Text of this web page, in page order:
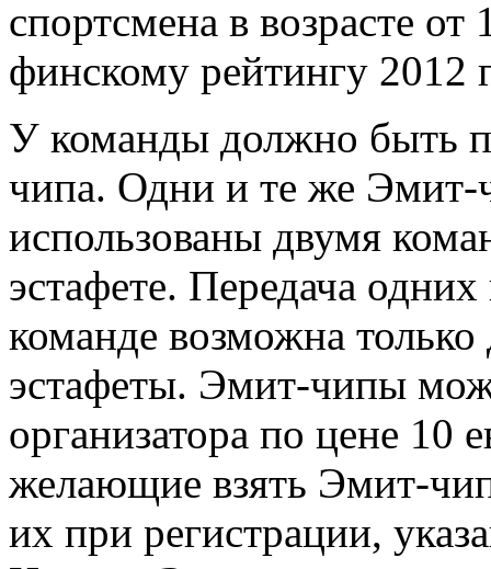
спортсмена в возрасте от
финскому рейтингу 2012
У команды должно быть
чипа. Одни и те же Эмит-
использованы двумя
эстафете. Передача
команде возможна
эстафеты. Эмит-чипы
организатора по цене
желающие взять Эмит-
их при регистрации,